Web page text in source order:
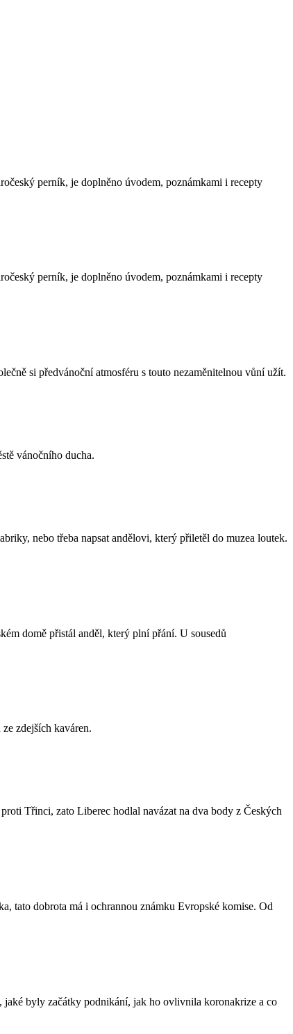
perník, je doplněno úvodem, poznámkami i recepty
perník, je doplněno úvodem, poznámkami i recepty
si předvánoční atmosféru s touto nezaměnitelnou vůní užít.
vánočního ducha.
nebo třeba napsat andělovi, který přiletěl do muzea loutek.
domě přistál anděl, který plní přání. U sousedů
zdejších kaváren.
Třinci, zato Liberec hodlal navázat na dva body z Českých
tato dobrota má i ochrannou známku Evropské komise. Od
jaké byly začátky podnikání, jak ho ovlivnila koronakrize a co